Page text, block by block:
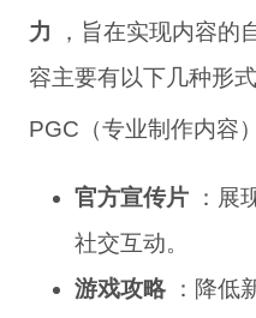
力
，旨在实现内容的
容主要有以下几种形式
PGC（专业制作内容）
官方宣传片
：展
社交互动。
游戏攻略 ：降低